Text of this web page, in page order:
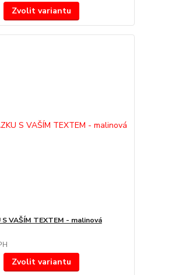
Zvolit variantu
S VAŠÍM TEXTEM - malinová
Zvolit variantu